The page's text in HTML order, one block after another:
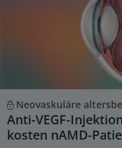
Neovaskuläre
Anti-VEGF-
kosten nAMD-